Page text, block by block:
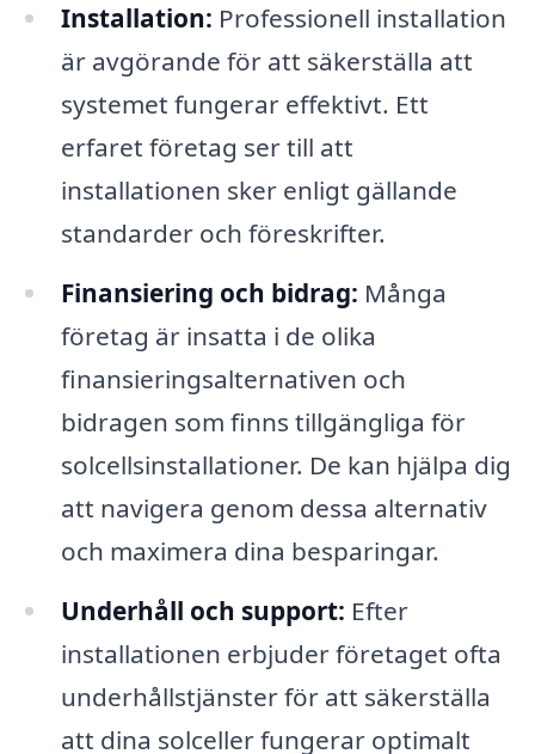
Installation: Professionell installation
är avgörande för att säkerställa att
systemet fungerar effektivt. Ett
erfaret företag ser till att
installationen sker enligt gällande
standarder och föreskrifter.
Finansiering och bidrag: Många
företag är insatta i de olika
finansieringsalternativen och
bidragen som finns tillgängliga för
solcellsinstallationer. De kan hjälpa dig
att navigera genom dessa alternativ
och maximera dina besparingar.
Underhåll och support: Efter
installationen erbjuder företaget ofta
underhållstjänster för att säkerställa
att dina solceller fungerar optimalt